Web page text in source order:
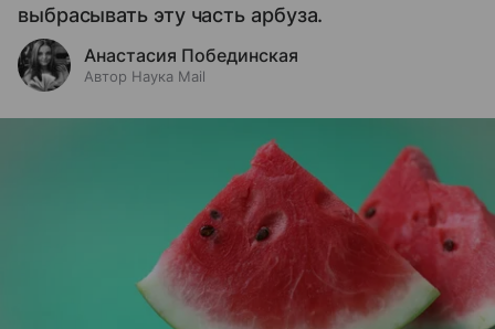
выбрасывать эту часть арбуза.
Анастасия Побединская
Автор Наука Mail